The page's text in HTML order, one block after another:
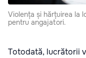
Violența și hărțuirea la
pentru angajatori.
Totodată, lucrătorii